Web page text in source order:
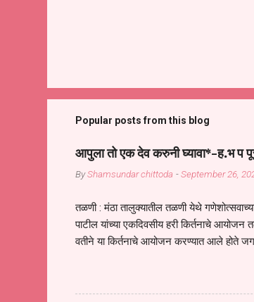
Popular posts from this blog
आपुला तो एक देव करुनी घ्यावा*-ह.भ प
ByShamsundar chittoda -September 26,
तळणी : मंठा तालुक्यातील तळणी येथे गणेशोत्सवाच्या
पाटील यांच्या एकदिवसीय हरी किर्तनाचे
वतीने या किर्तनाचे आयोजन करण्यात आले होते
जातीच्या परीक्षेचा काळ आहे धर्ममंडपात
महामारीतून जर आपल्याला वाचायचे असेल तर